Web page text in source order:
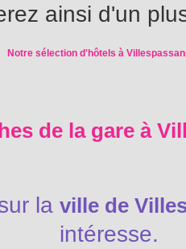
ainsi d'un
Notre sélection d'hôtels à
de la gare à
la ville de
intéresse.